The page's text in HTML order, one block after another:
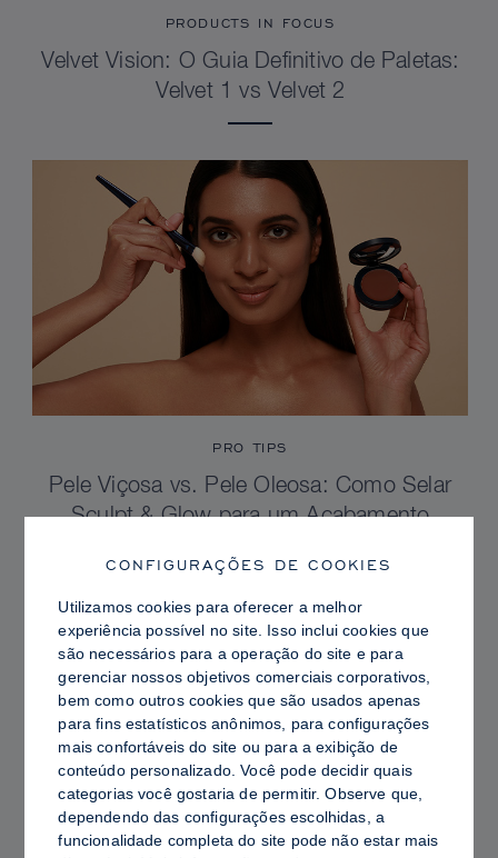
PRODUCTS IN FOCUS
Velvet Vision: O Guia Definitivo de Paletas:
Velvet 1 vs Velvet 2
PRO TIPS
Pele Viçosa vs. Pele Oleosa: Como Selar
Sculpt & Glow para um Acabamento
CONFIGURAÇÕES DE COOKIES
Utilizamos cookies para oferecer a melhor
experiência possível no site. Isso inclui cookies que
são necessários para a operação do site e para
gerenciar nossos objetivos comerciais corporativos,
bem como outros cookies que são usados ​​apenas
para fins estatísticos anônimos, para configurações
mais confortáveis ​​do site ou para a exibição de
conteúdo personalizado. Você pode decidir quais
categorias você gostaria de permitir. Observe que,
dependendo das configurações escolhidas, a
funcionalidade completa do site pode não estar mais